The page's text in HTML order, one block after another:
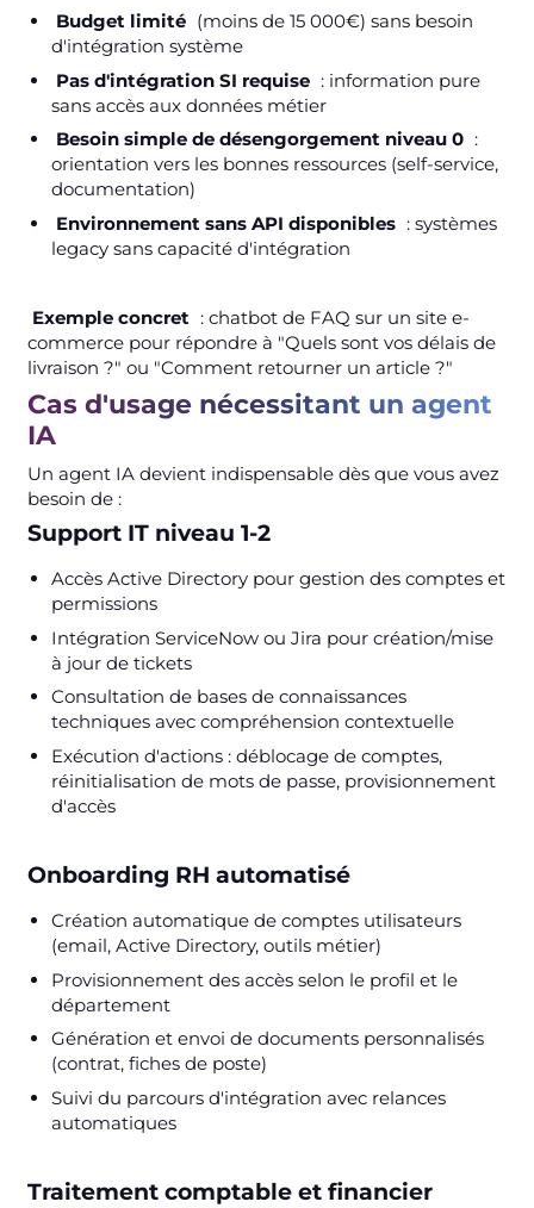
Budget limité (moins de 15 000€) sans besoin
d'intégration système
Pas d'intégration SI requise : information pure
sans accès aux données métier
Besoin simple de désengorgement niveau 0 :
orientation vers les bonnes ressources (self-service,
documentation)
Environnement sans API disponibles : systèmes
legacy sans capacité d'intégration
Exemple concret : chatbot de FAQ sur un site e-
commerce pour répondre à "Quels sont vos délais de
livraison ?" ou "Comment retourner un article ?"
Cas d'usage nécessitant un agent
IA
Un agent IA devient indispensable dès que vous avez
besoin de :
Support IT niveau 1-2
Accès Active Directory pour gestion des comptes et
permissions
Intégration ServiceNow ou Jira pour création/mise
à jour de tickets
Consultation de bases de connaissances
techniques avec compréhension contextuelle
Exécution d'actions : déblocage de comptes,
réinitialisation de mots de passe, provisionnement
d'accès
Onboarding RH automatisé
Création automatique de comptes utilisateurs
(email, Active Directory, outils métier)
Provisionnement des accès selon le profil et le
département
Génération et envoi de documents personnalisés
(contrat, fiches de poste)
Suivi du parcours d'intégration avec relances
automatiques
Traitement comptable et financier